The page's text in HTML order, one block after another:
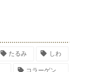
たるみ しわ